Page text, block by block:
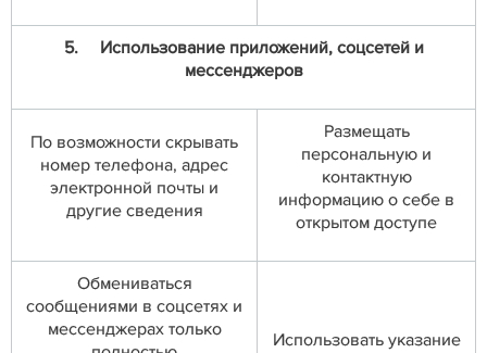
5. Использование приложений, соцсетей и
мессенджеров
По возможности скрывать
номер телефона, адрес
электронной почты и
другие сведения
Размещать
персональную и
контактную
информацию о себе в
открытом доступе
Обмениваться
сообщениями в соцсетях и
мессенджерах только
Использовать указание